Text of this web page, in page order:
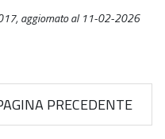
aggiornato al 11-02-2026
PRECEDENTE